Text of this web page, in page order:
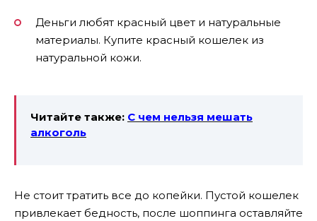
Деньги любят красный цвет и натуральные
материалы. Купите красный кошелек из
натуральной кожи.
Читайте также: С чем нельзя мешать
алкоголь
Не стоит тратить все до копейки. Пустой кошелек
привлекает бедность, после шоппинга оставляйте